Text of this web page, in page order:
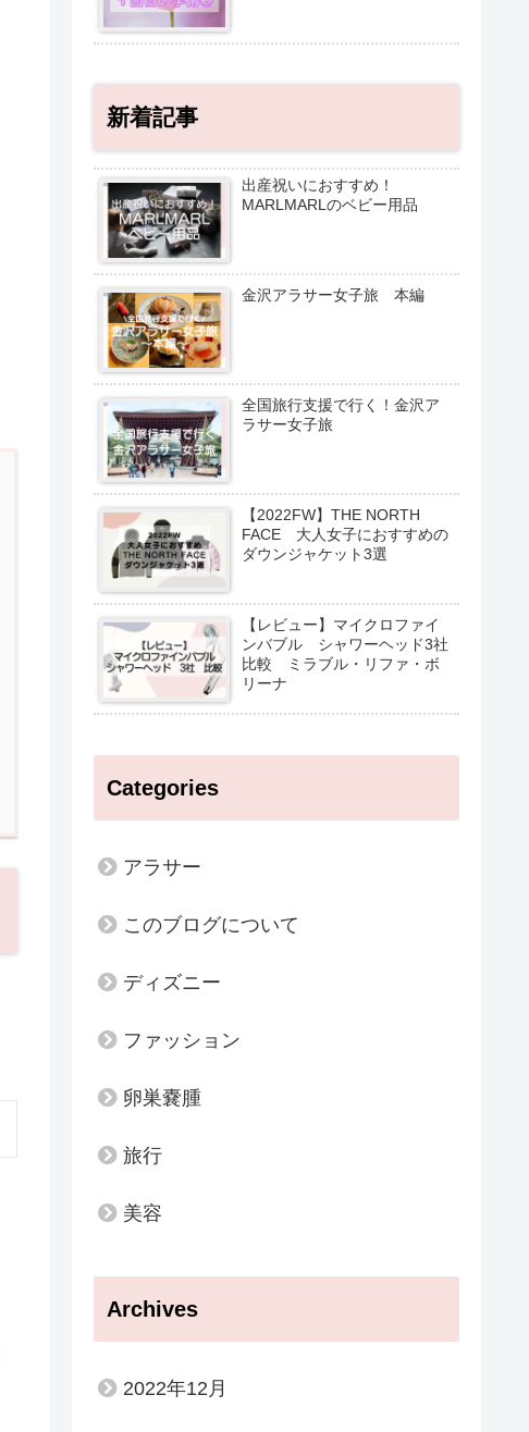
新着記事
出産祝いにおすすめ！
MARLMARLのベビー用品
金沢アラサー女子旅 本編
全国旅行支援で行く！金沢ア
ラサー女子旅
【2022FW】THE NORTH
FACE 大人女子におすすめの
ダウンジャケット3選
【レビュー】マイクロファイ
ンバブル シャワーヘッド3社
比較 ミラブル・リファ・ボ
リーナ
Categories
アラサー
このブログについて
ディズニー
ファッション
卵巣嚢腫
旅行
美容
Archives
2022年12月